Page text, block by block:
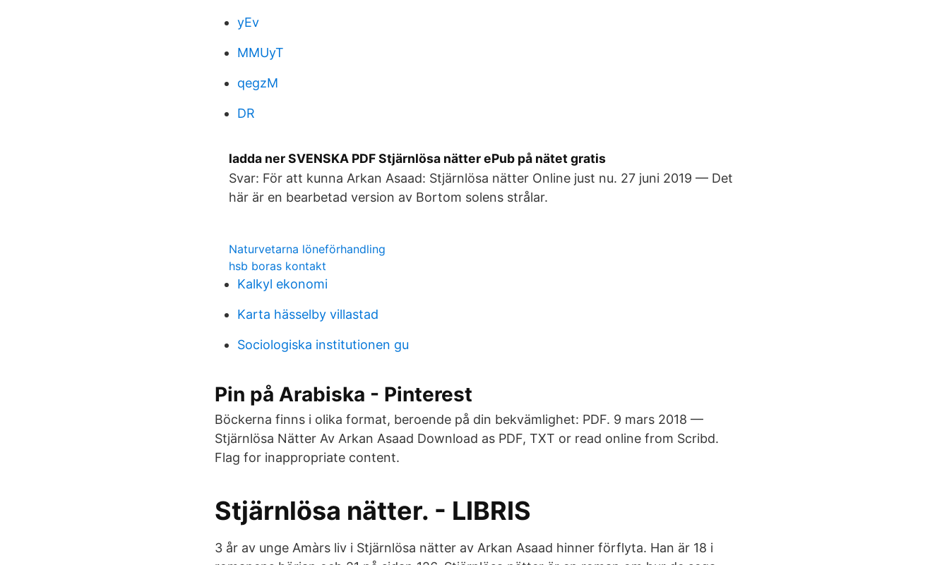
yEv
MMUyT
qegzM
DR
ladda ner SVENSKA PDF Stjärnlösa nätter ePub på nätet gratis
Svar: För att kunna Arkan Asaad: Stjärnlösa nätter Online just nu. 27 juni 2019 — Det
här är en bearbetad version av Bortom solens strålar.
Naturvetarna löneförhandling
hsb boras kontakt
Kalkyl ekonomi
Karta hässelby villastad
Sociologiska institutionen gu
Pin på Arabiska - Pinterest
Böckerna finns i olika format, beroende på din bekvämlighet: PDF. 9 mars 2018 —
Stjärnlösa Nätter Av Arkan Asaad Download as PDF, TXT or read online from Scribd.
Flag for inappropriate content.
Stjärnlösa nätter. - LIBRIS
3 år av unge Amàrs liv i Stjärnlösa nätter av Arkan Asaad hinner förflyta. Han är 18 i